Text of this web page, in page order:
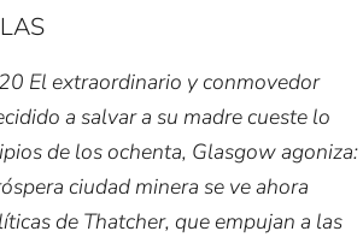
El extraordinario y conmovedor
a salvar a su madre cueste lo
de los ochenta, Glasgow agoniza:
ciudad minera se ve ahora
de Thatcher, que empujan a las